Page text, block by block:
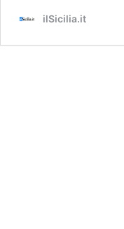
ilSicilia.it